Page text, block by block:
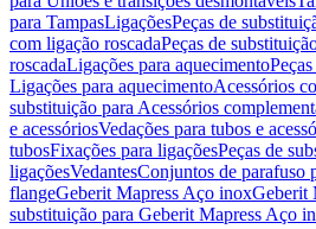
para TampasLigaçõesPeças de
com ligação roscadaPeças de
roscadaLigações para aquecimento
Ligações para aquecimentoAcessórios
substituição para Acessórios
e acessóriosVedações para tubos e
tubosFixações para ligaçõesPeças de
ligaçõesVedantesConjuntos de parafuso
flangeGeberit Mapress Aço inoxGeberit
substituição para Geberit Mapress Aço